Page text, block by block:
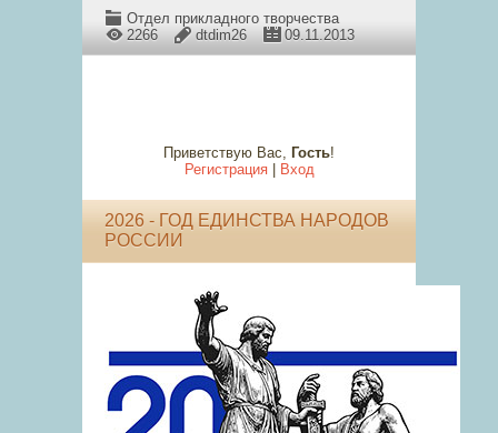
Отдел прикладного творчества
2266
dtdim26 09.11.2013
Приветствую Вас, Гость!
Регистрация| Вход
2026 - ГОД ЕДИНСТВА НАРОДОВ
РОССИИ